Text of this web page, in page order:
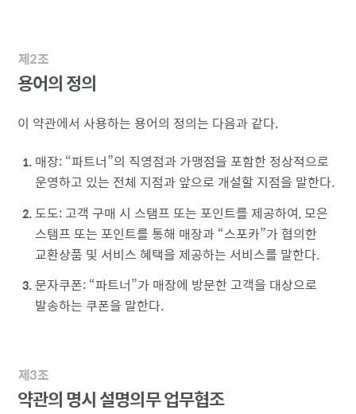
제2조
용어의 정의
이 약관에서 사용하는 용어의 정의는 다음과 같다.
매장: 파트너 의 직영점과 가맹점을 포함한 정상적으로
운영하고 있는 전체 지점과 앞으로 개설할 지점을 말한다.
도도: 고객 구매 시 스탬프 또는 포인트를 제공하여, 모은
스탬프 또는 포인트를 통해 매장과 스포카 가 협의한
교환상품 및 서비스 혜택을 제공하는 서비스를 말한다.
문자쿠폰: 파트너 가 매장에 방문한 고객을 대상으로
발송하는 쿠폰을 말한다.
제3조
약관의 명시 설명의무 업무협조